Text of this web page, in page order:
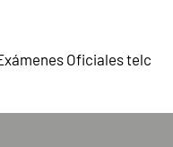
Oficiales telc